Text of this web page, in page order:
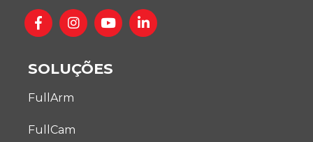
SOLUÇÕES
FullArm
FullCam